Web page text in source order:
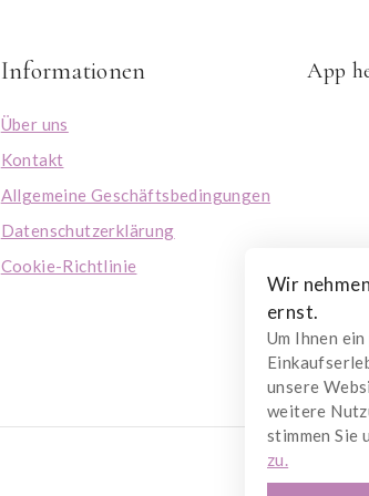
Informationen
Über uns
Kontakt
Allgemeine Geschäftsbedingungen
Datenschutzerklärung
Cookie-Richtlinie
App
Wir
ernst.
Um Ihnen
unsere
weitere
stimmen Sie
zu.